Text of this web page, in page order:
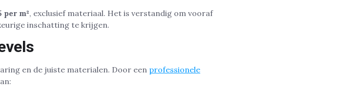
per m², exclusief materiaal. Het is verstandig om vooraf
inschatting te krijgen.
en de juiste materialen. Door een professionele